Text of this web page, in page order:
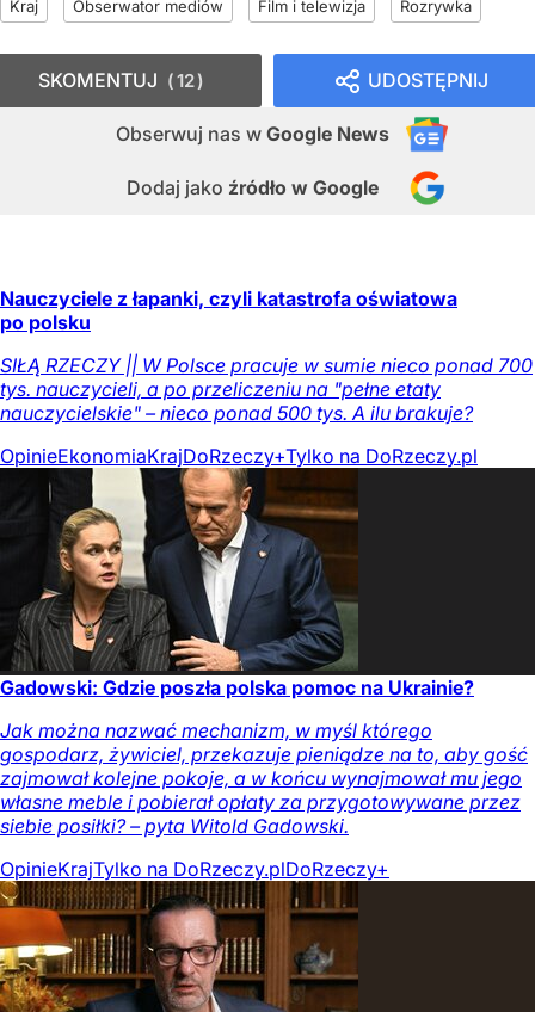
Kraj Obserwator mediów Film i telewizja Rozrywka
UDOSTĘPNIJ
Obserwuj nas w Google News
Dodaj jako źródło w Google
SKOMENTUJ 12
Nauczyciele z łapanki, czyli katastrofa oświatowa
po polsku
SIŁĄ RZECZY || W Polsce pracuje w sumie nieco ponad 700
tys. nauczycieli, a po przeliczeniu na "pełne etaty
nauczycielskie" – nieco ponad 500 tys. A ilu brakuje?
OpinieEkonomiaKrajDoRzeczy+Tylko na DoRzeczy.pl
Gadowski: Gdzie poszła polska pomoc na Ukrainie?
Jak można nazwać mechanizm, w myśl którego
gospodarz, żywiciel, przekazuje pieniądze na to, aby gość
zajmował kolejne pokoje, a w końcu wynajmował mu jego
własne meble i pobierał opłaty za przygotowywane przez
siebie posiłki? – pyta Witold Gadowski.
OpinieKrajTylko na DoRzeczy.plDoRzeczy+